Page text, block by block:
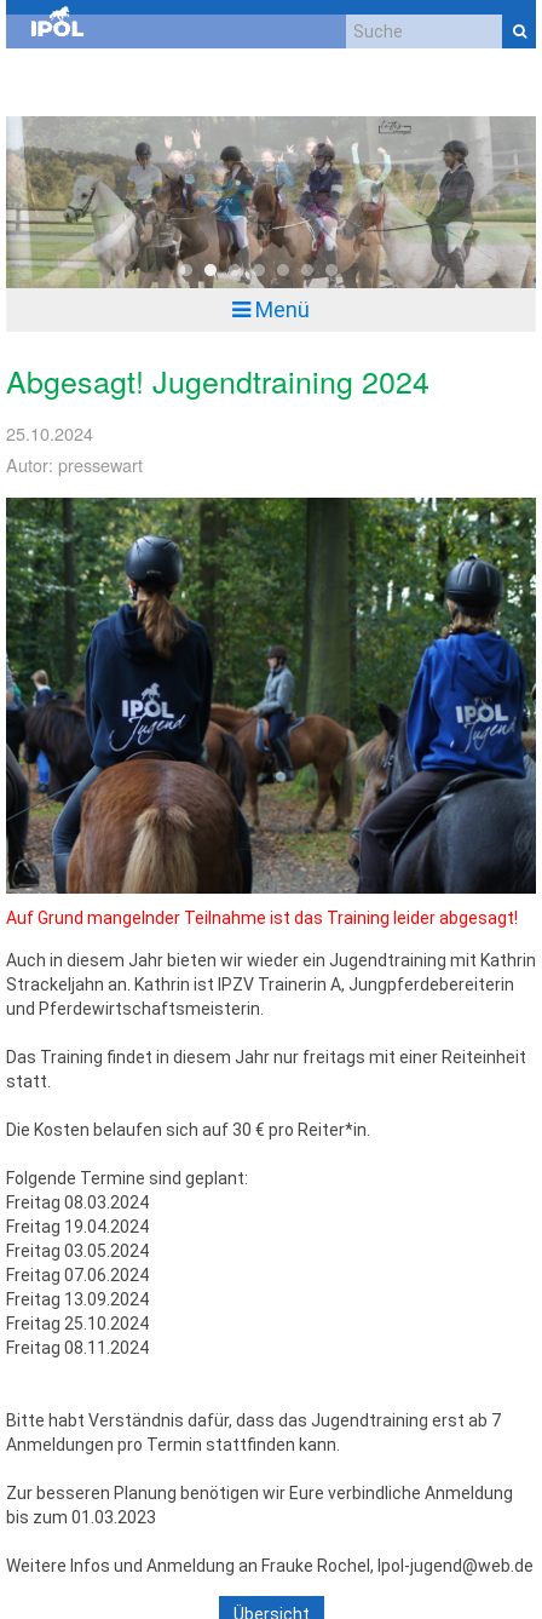
0 1 2 3 5 6
Menü
Abgesagt! Jugendtraining 2024
25.10.2024
Autor: pressewart
Auf Grund mangelnder Teilnahme ist das Training leider abgesagt!
Auch in diesem Jahr bieten wir wieder ein Jugendtraining mit Kathrin
Strackeljahn an. Kathrin ist IPZV Trainerin A, Jungpferdebereiterin
und Pferdewirtschaftsmeisterin.
Das Training findet in diesem Jahr nur freitags mit einer Reiteinheit
statt.
Die Kosten belaufen sich auf 30 € pro Reiter*in.
Folgende Termine sind geplant:
Freitag 08.03.2024
Freitag 19.04.2024
Freitag 03.05.2024
Freitag 07.06.2024
Freitag 13.09.2024
Freitag 25.10.2024
Freitag 08.11.2024
Bitte habt Verständnis dafür, dass das Jugendtraining erst ab 7
Anmeldungen pro Termin stattfinden kann.
Zur besseren Planung benötigen wir Eure verbindliche Anmeldung
bis zum 01.03.2023
Weitere Infos und Anmeldung an Frauke Rochel, Ipol-jugend@web.de
Übersicht